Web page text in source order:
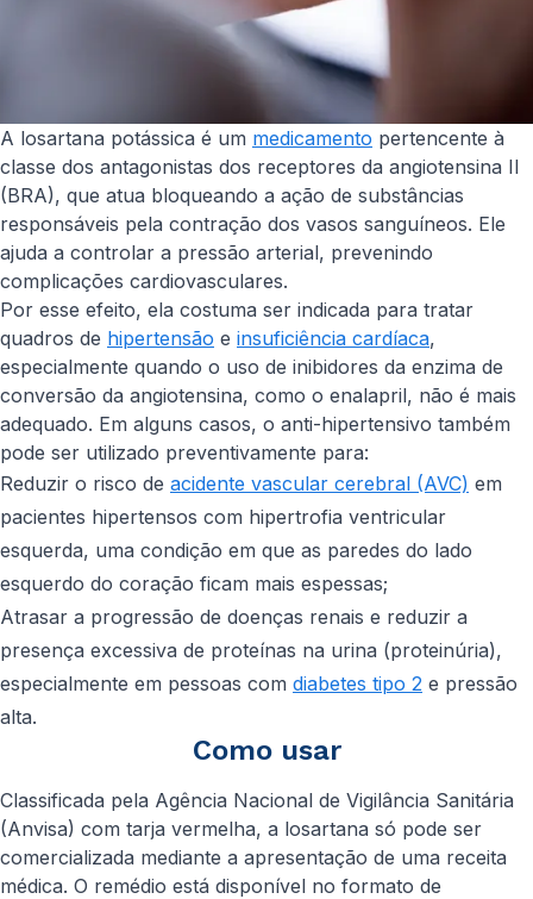
A losartana potássica é um medicamento pertencente à
classe dos antagonistas dos receptores da angiotensina II
(BRA), que atua bloqueando a ação de substâncias
responsáveis pela contração dos vasos sanguíneos. Ele
ajuda a controlar a pressão arterial, prevenindo
complicações cardiovasculares.
Por esse efeito, ela costuma ser indicada para tratar
quadros de hipertensão e insuficiência cardíaca,
especialmente quando o uso de inibidores da enzima de
conversão da angiotensina, como o enalapril, não é mais
adequado. Em alguns casos, o anti-hipertensivo também
pode ser utilizado preventivamente para:
Reduzir o risco de acidente vascular cerebral (AVC) em
pacientes hipertensos com hipertrofia ventricular
esquerda, uma condição em que as paredes do lado
esquerdo do coração ficam mais espessas;
Atrasar a progressão de doenças renais e reduzir a
presença excessiva de proteínas na urina (proteinúria),
especialmente em pessoas com diabetes tipo 2 e pressão
alta.
Como usar
Classificada pela Agência Nacional de Vigilância Sanitária
(Anvisa) com tarja vermelha, a losartana só pode ser
comercializada mediante a apresentação de uma receita
médica. O remédio está disponível no formato de